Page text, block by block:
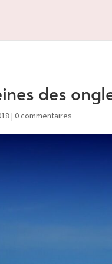
des
|0 commentaires